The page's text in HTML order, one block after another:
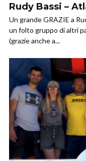
Rudy Bassi –
Un grande GRAZIE a
un folto gruppo di altri
(grazie anche a...